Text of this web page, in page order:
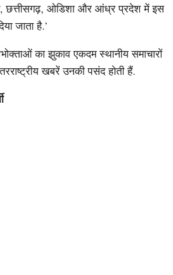
छत्तीसगढ़, ओडिशा और आंध्र प्रदेश में इस
जाता है.’
का झुकाव एकदम स्थानीय समाचारों
खबरें उनकी पसंद होती हैं.